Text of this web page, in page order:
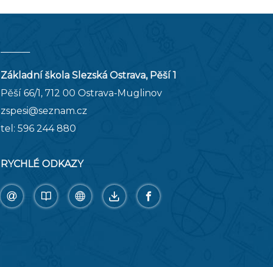
Základní škola Slezská Ostrava, Pěší 1
Pěší 66/1, 712 00 Ostrava-Muglinov
zspesi@seznam.cz
tel: 596 244 880
RYCHLÉ ODKAZY